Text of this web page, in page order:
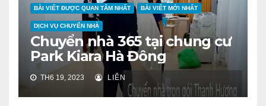
BÀI VIẾT ĐƯỢC QUAN TÂM NHẤT BÀI VIẾT MỚI NHẤT
DỊCH VỤ CHUYỂN NHÀ
Chuyển nhà 365 tại chung cư
Park Kiara Hà Đông
TH6 19, 2023 LIÊN